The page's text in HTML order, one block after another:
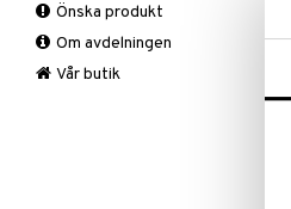
Kroppspeeling
Olja
Specialprodukter
Aftersun
Brun utan sol
Läppar
Specialprodukter
Barn
C vitaminer
Kvinna
Önska produkt
Om avdelningen
Vår butik